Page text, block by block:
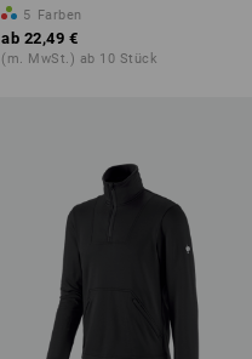
5 Farben
ab 22,49 €
(m. MwSt.) ab 10 Stück